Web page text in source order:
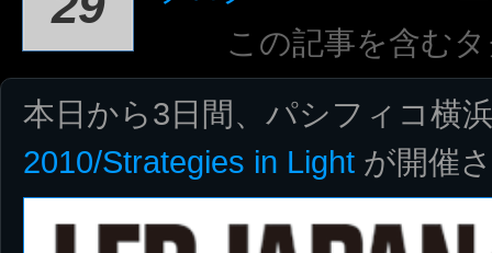
この記事を含む
本日から3日間、パシフィコ横
2010/Strategies in Light が開催